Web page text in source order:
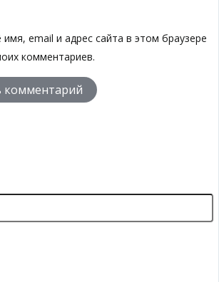
email и адрес сайта в этом браузере
комментариев.